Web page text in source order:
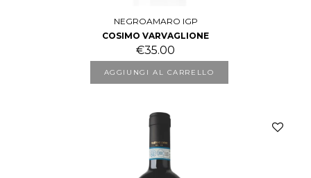
NEGROAMARO IGP
COSIMO VARVAGLIONE
€35.00
AGGIUNGI AL CARRELLO